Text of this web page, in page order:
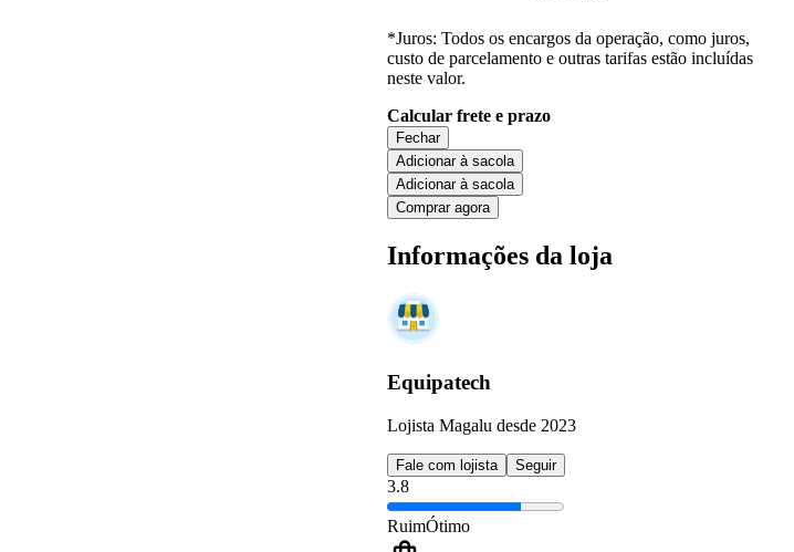
*Juros: Todos os encargos da operação, como juros,
custo de parcelamento e outras tarifas estão incluídas
neste valor.
Calcular frete e prazo
Fechar
Adicionar à sacola
Adicionar à sacola
Comprar agora
Informações da loja
Equipatech
Lojista Magalu desde 2023
Fale com lojista Seguir
3.8
RuimÓtimo